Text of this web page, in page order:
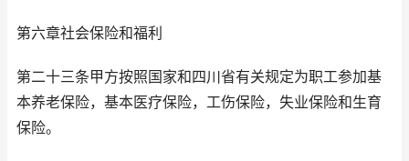
第六章社会保险和福利
第二十三条甲方按照国家和四川省有关规定为职工参加基
本养老保险，基本医疗保险，工伤保险，失业保险和生育
保险。